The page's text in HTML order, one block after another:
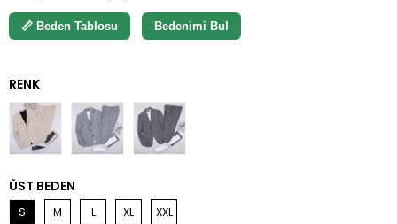
📏 Beden Tablosu Bedenimi Bul
ÜST BEDEN
S M L XL XXL